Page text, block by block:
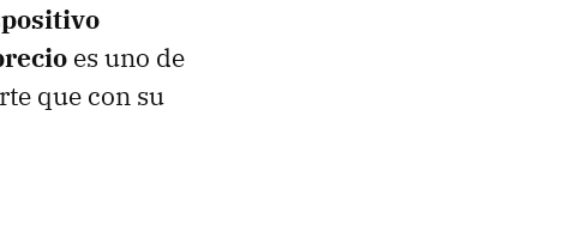
es uno de
que con su